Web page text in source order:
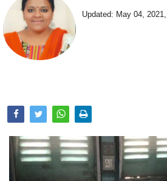
Health & Lifestyle
Photo Gallery
Home
Updated: May 04,